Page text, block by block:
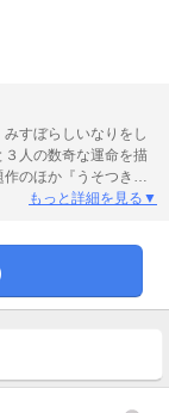
すぼらしいなりをし
人の数奇な運命を描
のほか『うそつきデ
ィに富んだファンタ
もっと詳細を見る▼